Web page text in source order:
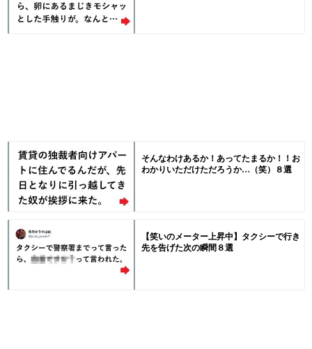
そんなわけあるか！あってたまるか！！お
わかりいただけただろうか…（笑）８選
【笑いのメーター上昇中】タクシーで行き
先を告げた次の瞬間８選